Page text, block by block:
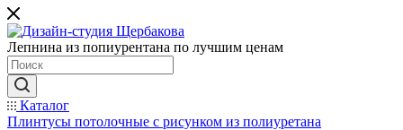
Лепнина из попиурентана по лучшим ценам
Каталог
Плинтусы потолочные с рисунком из полиуретана